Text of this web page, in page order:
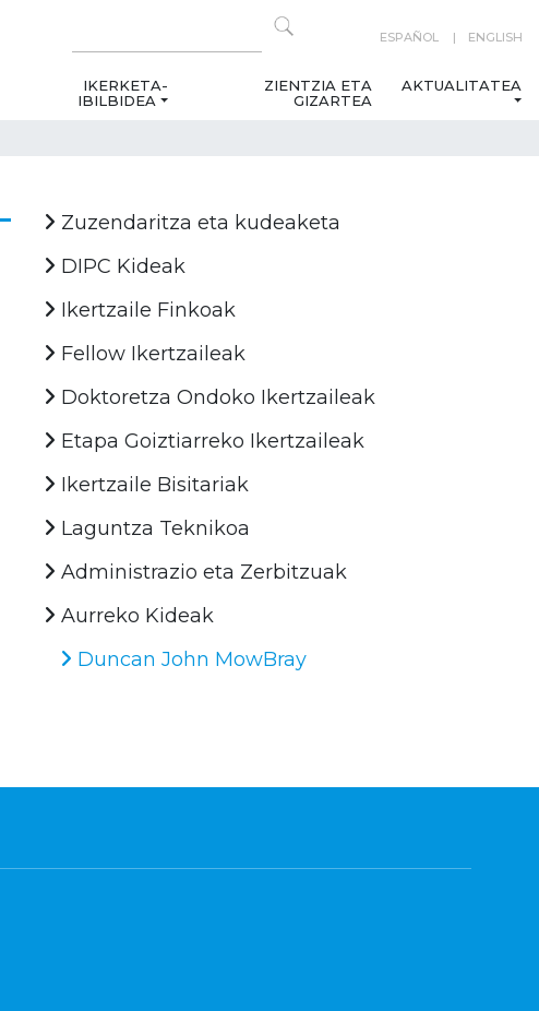
ESPAÑOL ENGLISH
IKERKETA-
IBILBIDEA
ZIENTZIA ETA
GIZARTEA
AKTUALITATEA
Zuzendaritza eta kudeaketa
DIPC Kideak
Ikertzaile Finkoak
Fellow Ikertzaileak
Doktoretza Ondoko Ikertzaileak
Etapa Goiztiarreko Ikertzaileak
Ikertzaile Bisitariak
Laguntza Teknikoa
Administrazio eta Zerbitzuak
Aurreko Kideak
Duncan John MowBray